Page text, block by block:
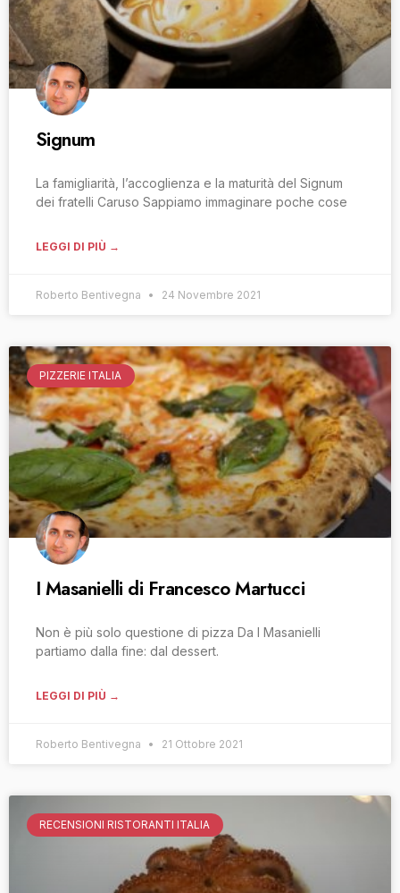
Signum
La famigliarità, l’accoglienza e la maturità del Signum
dei fratelli Caruso Sappiamo immaginare poche cose
LEGGI DI PIÙ →
Roberto Bentivegna 24 Novembre 2021
PIZZERIE ITALIA
I Masanielli di Francesco Martucci
Non è più solo questione di pizza Da I Masanielli
partiamo dalla fine: dal dessert.
LEGGI DI PIÙ →
Roberto Bentivegna 21 Ottobre 2021
RECENSIONI RISTORANTI ITALIA